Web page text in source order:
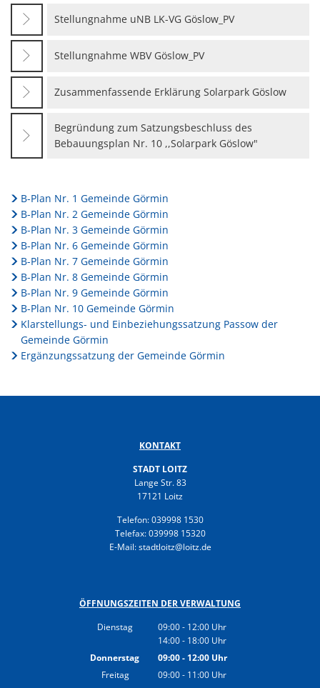
Stellungnahme uNB LK-VG Göslow_PV
Stellungnahme WBV Göslow_PV
Zusammenfassende Erklärung Solarpark Göslow
Begründung zum Satzungsbeschluss des
Bebauungsplan Nr. 10 ,,Solarpark Göslow"
B-Plan Nr. 1 Gemeinde Görmin
B-Plan Nr. 2 Gemeinde Görmin
B-Plan Nr. 3 Gemeinde Görmin
B-Plan Nr. 6 Gemeinde Görmin
B-Plan Nr. 7 Gemeinde Görmin
B-Plan Nr. 8 Gemeinde Görmin
B-Plan Nr. 9 Gemeinde Görmin
B-Plan Nr. 10 Gemeinde Görmin
Klarstellungs- und Einbeziehungssatzung Passow der
Gemeinde Görmin
Ergänzungssatzung der Gemeinde Görmin
KONTAKT
STADT LOITZ
Lange Str. 83
17121 Loitz
Telefon: 039998 1530
Telefax: 039998 15320
E-Mail: stadtloitz@loitz.de
ÖFFNUNGSZEITEN DER VERWALTUNG
Dienstag
09:00- 12:00 Uhr
Von 09:00 bis 12:00 Uhr
14:00- 18:00 Uhr
Von 14:00 bis 18:00 Uhr
Donnerstag 09:00- 12:00Uhr
Von 09:00 bis 12:00 Uhr
Freitag 09:00- 11:00 Uhr